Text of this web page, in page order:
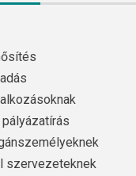
szervezeteknek